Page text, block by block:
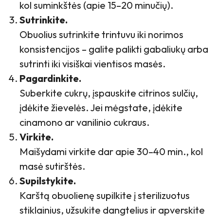
kol suminkštės (apie 15–20 minučių).
Sutrinkite.
Obuolius sutrinkite trintuvu iki norimos
konsistencijos – galite palikti gabaliukų arba
sutrinti iki visiškai vientisos masės.
Pagardinkite.
Suberkite cukrų, įspauskite citrinos sulčių,
įdėkite žievelės. Jei mėgstate, įdėkite
cinamono ar vanilinio cukraus.
Virkite.
Maišydami virkite dar apie 30–40 min., kol
masė sutirštės.
Supilstykite.
Karštą obuolienę supilkite į sterilizuotus
stiklainius, užsukite dangtelius ir apverskite